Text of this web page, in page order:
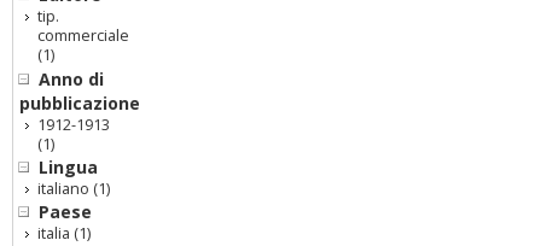
tip.
commerciale
(1)
Anno di
pubblicazione
1912-1913
(1)
Lingua
italiano (1)
Paese
italia (1)